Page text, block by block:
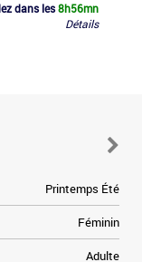
dans les8h56mn
Détails
Printemps Été
Féminin
Adulte